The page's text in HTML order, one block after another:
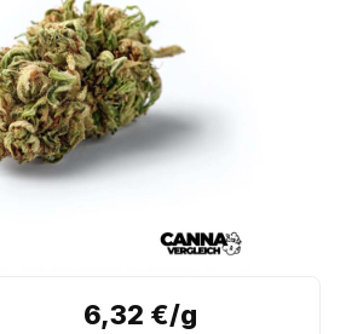
6,32 €/g